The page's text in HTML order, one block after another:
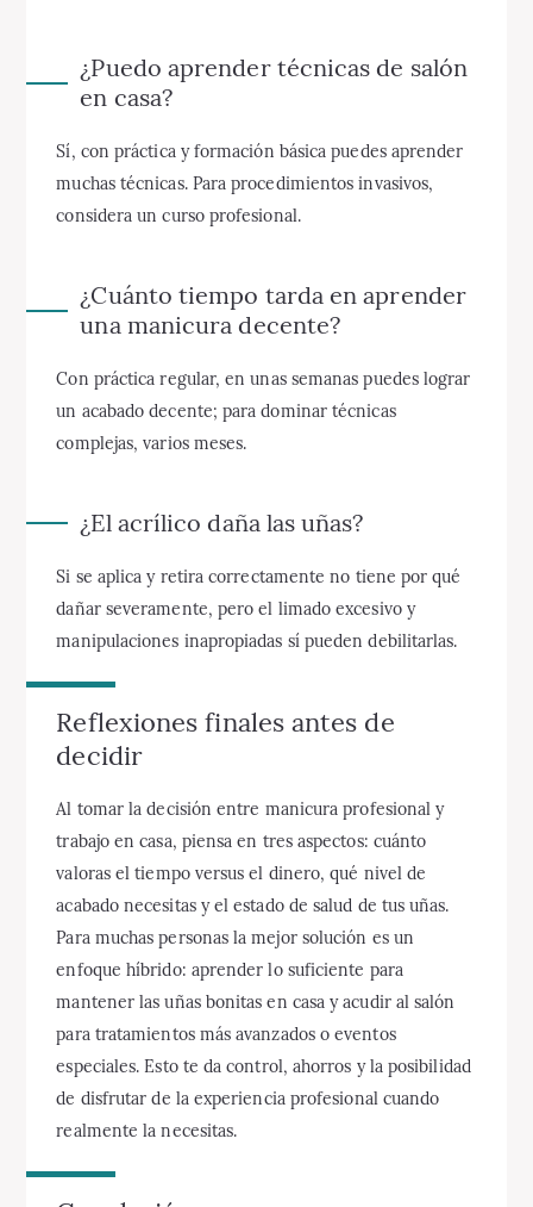
¿Puedo aprender técnicas de salón
en casa?
Sí, con práctica y formación básica puedes aprender
muchas técnicas. Para procedimientos invasivos,
considera un curso profesional.
¿Cuánto tiempo tarda en aprender
una manicura decente?
Con práctica regular, en unas semanas puedes lograr
un acabado decente; para dominar técnicas
complejas, varios meses.
¿El acrílico daña las uñas?
Si se aplica y retira correctamente no tiene por qué
dañar severamente, pero el limado excesivo y
manipulaciones inapropiadas sí pueden debilitarlas.
Reflexiones finales antes de
decidir
Al tomar la decisión entre manicura profesional y
trabajo en casa, piensa en tres aspectos: cuánto
valoras el tiempo versus el dinero, qué nivel de
acabado necesitas y el estado de salud de tus uñas.
Para muchas personas la mejor solución es un
enfoque híbrido: aprender lo suficiente para
mantener las uñas bonitas en casa y acudir al salón
para tratamientos más avanzados o eventos
especiales. Esto te da control, ahorros y la posibilidad
de disfrutar de la experiencia profesional cuando
realmente la necesitas.